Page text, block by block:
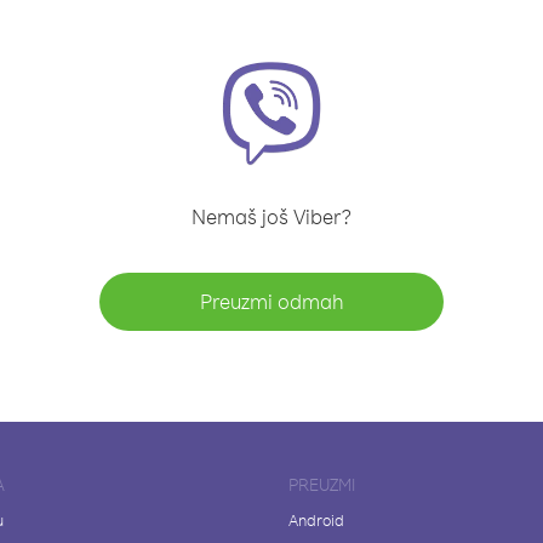
Nemaš još Viber?
Preuzmi odmah
PREUZMI
Android